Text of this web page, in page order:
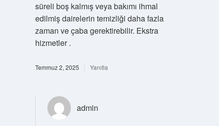
süreli boş kalmış veya bakımı ihmal
edilmiş dairelerin temizliği daha fazla
zaman ve çaba gerektirebilir. Ekstra
hizmetler .
Temmuz 2, 2025 Yanıtla
admin